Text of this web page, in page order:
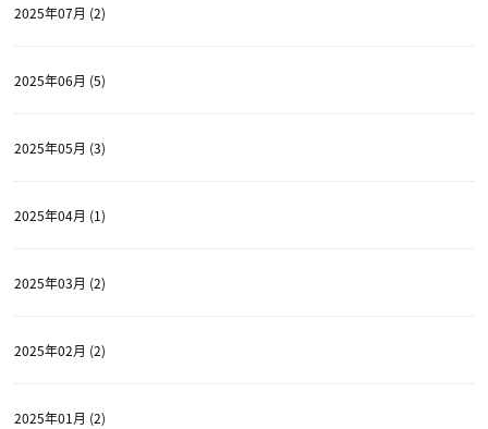
2025年07月 (2)
2025年06月 (5)
2025年05月 (3)
2025年04月 (1)
2025年03月 (2)
2025年02月 (2)
2025年01月 (2)